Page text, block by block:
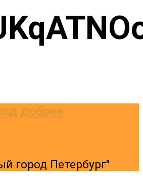
добрее
город Петербург"